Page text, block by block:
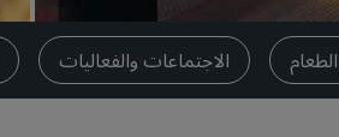
الاجتماعات والفعاليات